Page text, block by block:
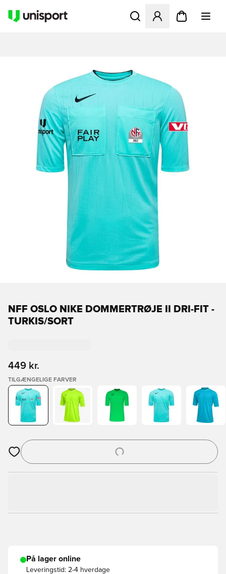
Åbner en Modal til at
NFF OSLO NIKE DOMMERTRØJE II DRI-FIT -
TURKIS/SORT
449 kr.
TILGÆNGELIGE FARVER
Åbner en Modal til at logge ind eller tilmelde dig som medlem
På lager online
Leveringstid: 2-4 hverdage